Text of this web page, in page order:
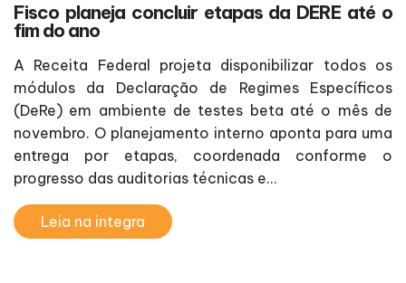
Fisco planeja concluir etapas da DERE até o
fim do ano
A Receita Federal projeta disponibilizar todos os
módulos da Declaração de Regimes Específicos
(DeRe) em ambiente de testes beta até o mês de
novembro. O planejamento interno aponta para uma
entrega por etapas, coordenada conforme o
progresso das auditorias técnicas e...
Leia na integra